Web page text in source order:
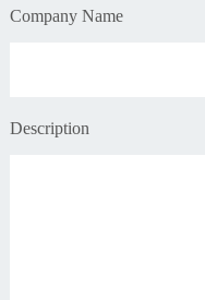
Company Name
Description